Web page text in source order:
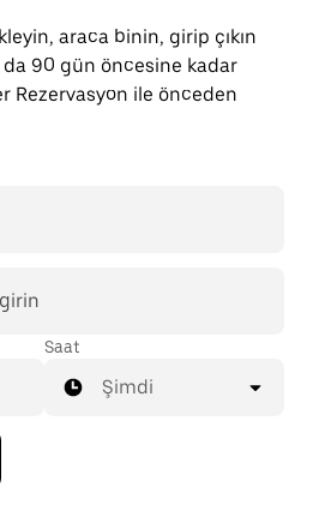
araca binin, girip çıkın
90 gün öncesine kadar
Rezervasyon ile önceden
Saat
Şimdi